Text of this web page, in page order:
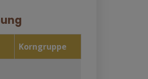
Korngruppe